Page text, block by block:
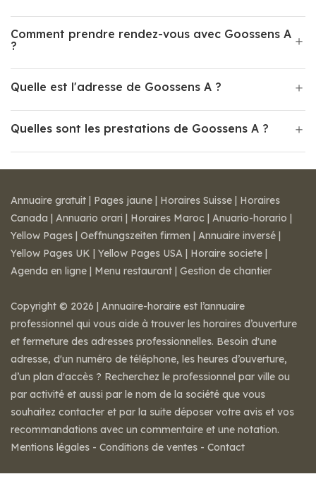
Comment prendre rendez-vous avec Goossens A
?
Quelle est l'adresse de Goossens A ?
Quelles sont les prestations de Goossens A ?
Annuaire gratuit | Pages jaune | Horaires Suisse | Horaires
Canada | Annuario orari | Horaires Maroc | Anuario-horario |
Yellow Pages | Oeffnungszeiten firmen | Annuaire inversé |
Yellow Pages UK | Yellow Pages USA | Horaire societe |
Agenda en ligne | Menu restaurant | Gestion de chantier
Copyright © 2026 | Annuaire-horaire est l’annuaire
professionnel qui vous aide à trouver les horaires d’ouverture
et fermeture des adresses professionnelles. Besoin d'une
adresse, d'un numéro de téléphone, les heures d’ouverture,
d’un plan d'accès ? Recherchez le professionnel par ville ou
par activité et aussi par le nom de la société que vous
souhaitez contacter et par la suite déposer votre avis et vos
recommandations avec un commentaire et une notation.
Mentions légales - Conditions de ventes - Contact